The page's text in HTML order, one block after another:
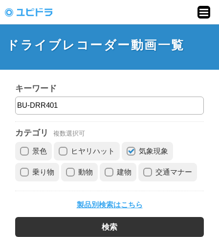
動画投稿サイト「ユ
ピドラ」
ドライブレコーダー動画一覧
キーワード
カテゴリ 複数選択可
景色 ヒヤリハット 気象現象
乗り物 動物 建物 交通マナー
製品別検索はこちら